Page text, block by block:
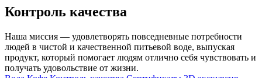
Контроль качества
Наша миссия — удовлетворять повседневные потребности
людей в чистой и качественной питьевой воде, выпуская
продукт, который помогает людям отлично себя чувствовать и
получать удовольствие от жизни.